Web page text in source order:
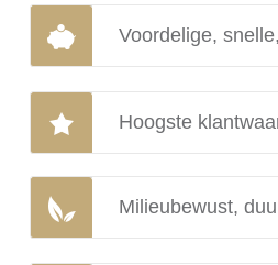
Voordelige,
Hoogste
Milieubewust,